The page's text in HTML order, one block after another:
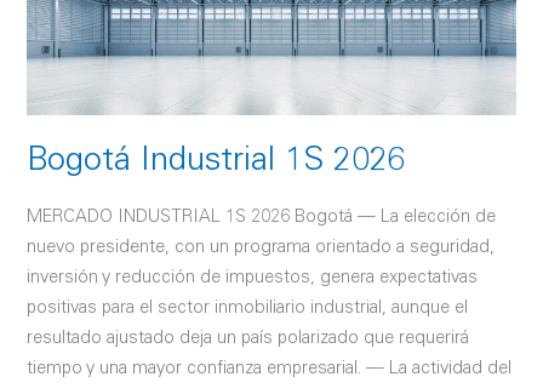
Bogotá Industrial 1S 2026
MERCADO INDUSTRIAL 1S 2026 Bogotá — La elección de
nuevo presidente, con un programa orientado a seguridad,
inversión y reducción de impuestos, genera expectativas
positivas para el sector inmobiliario industrial, aunque el
resultado ajustado deja un país polarizado que requerirá
tiempo y una mayor confianza empresarial. — La actividad del